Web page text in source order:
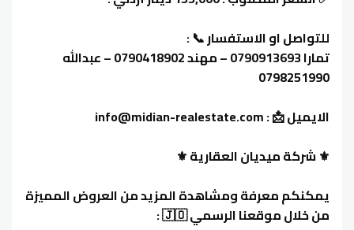
للتواصل او الاستفسار 📞 :
تمارا 0790913693 – مهند 0790418902 – عبدالله
0798251990
الايميل 📩 : info@midian-realestate.com
⚜️ شركة ميديان العقارية ⚜️
يمكنكم معرفة ومشاهدة المزيد من العروض المميزة
من خلال موقعنا الرسمي 🇯🇴 :